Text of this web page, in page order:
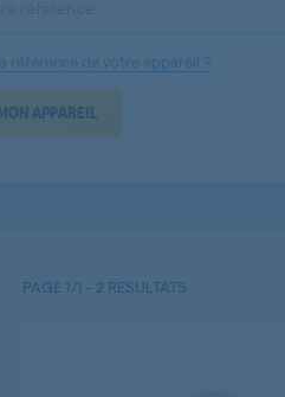
référence de votre appareil ?
APPAREIL
PAGE 1/1 - 2 RESULTATS